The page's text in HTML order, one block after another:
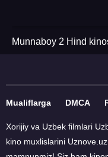
Munnaboy 2 Hind
Mualiflarga DMCA
Xorijiy va Uzbek filmlari
kino muxlislarini